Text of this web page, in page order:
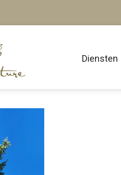
Diensten